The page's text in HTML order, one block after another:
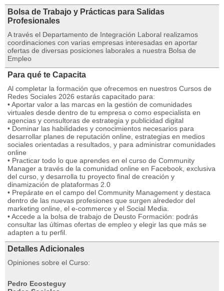
Bolsa de Trabajo y Prácticas para Salidas
Profesionales
A través el Departamento de Integración Laboral realizamos
coordinaciones con varias empresas interesadas en aportar
ofertas de diversas posiciones laborales a nuestra Bolsa de
Empleo
Para qué te Capacita
Al completar la formación que ofrecemos en nuestros Cursos de
Redes Sociales 2026 estarás capacitado para:
• Aportar valor a las marcas en la gestión de comunidades
virtuales desde dentro de tu empresa o como especialista en
agencias y consultoras de estrategia y publicidad digital
• Dominar las habilidades y conocimientos necesarios para
desarrollar planes de reputación online, estrategias en medios
sociales orientadas a resultados, y para administrar comunidades
online
• Practicar todo lo que aprendes en el curso de Community
Manager a través de la comunidad online en Facebook, exclusiva
del curso, y desarrolla tu proyecto final de creación y
dinamización de plataformas 2.0
• Prepárate en el campo del Community Management y destaca
dentro de las nuevas profesiones que surgen alrededor del
marketing online, el e-commerce y el Social Media.
• Accede a la bolsa de trabajo de Deusto Formación: podrás
consultar las últimas ofertas de empleo y elegir las que más se
adapten a tu perfil.
Detalles Adicionales
Opiniones sobre el Curso:
Pedro Ecosteguy